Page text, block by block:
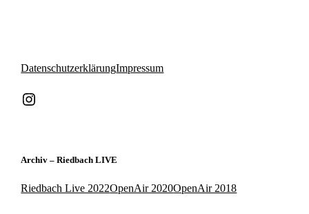
DatenschutzerklärungImpressum
Instagram
Archiv – Riedbach LIVE
Riedbach Live 2022OpenAir 2020OpenAir 2018